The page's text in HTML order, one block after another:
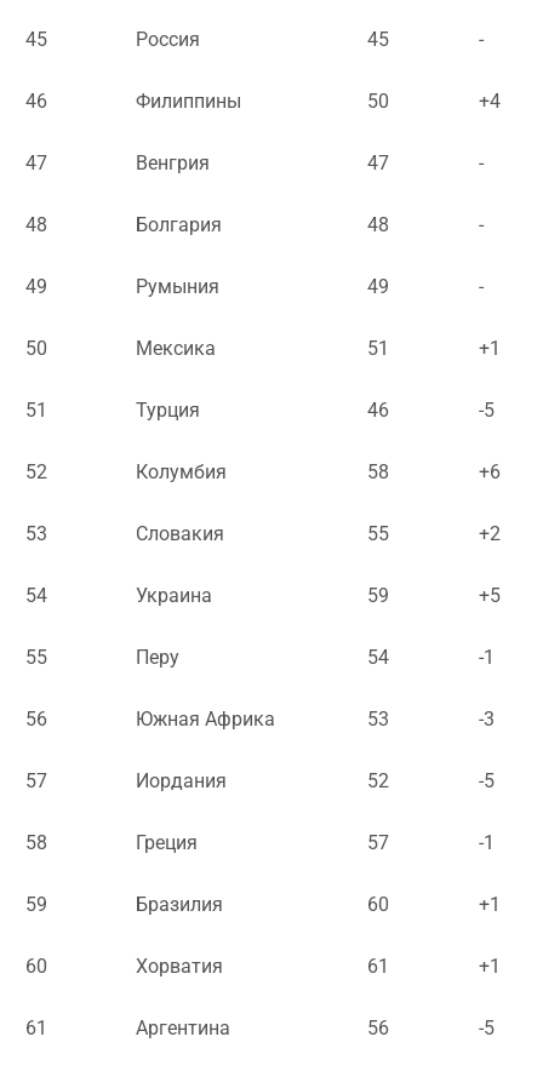
45 Россия 45 -
46 Филиппины 50 +4
47 Венгрия 47 -
48 Болгария 48 -
49 Румыния 49 -
50 Мексика 51 +1
51 Турция 46 -5
52 Колумбия 58 +6
53 Словакия 55 +2
54 Украина 59 +5
55 Перу 54 -1
56 Южная Африка 53 -3
57 Иордания 52 -5
58 Греция 57 -1
59 Бразилия 60 +1
60 Хорватия 61 +1
61 Аргентина 56 -5